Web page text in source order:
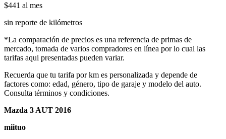
$441 al mes
sin reporte de kilómetros
*La comparación de precios es una referencia de primas de
mercado, tomada de varios compradores en línea por lo cual las
tarifas aqui presentadas pueden variar.
Recuerda que tu tarifa por km es personalizada y depende de
factores como: edad, género, tipo de garaje y modelo del auto.
Consulta términos y condiciones.
Mazda 3 AUT 2016
miituo